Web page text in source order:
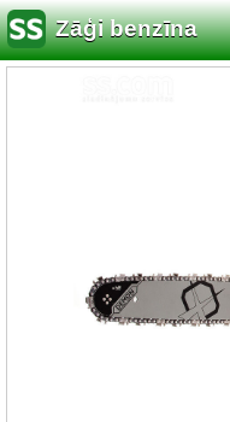
Zāģi benzīna